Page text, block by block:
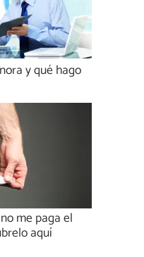
y qué hago
me paga el
aquí